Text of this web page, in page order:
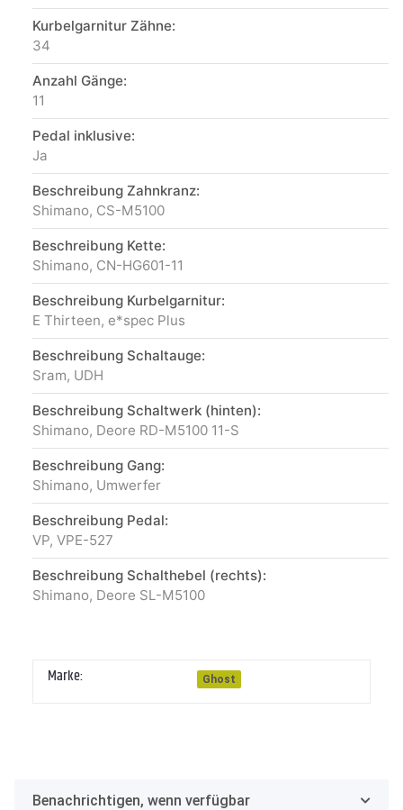
Kurbelgarnitur Zähne:
34
Anzahl Gänge:
11
Pedal inklusive:
Ja
Beschreibung Zahnkranz:
Shimano, CS-M5100
Beschreibung Kette:
Shimano, CN-HG601-11
Beschreibung Kurbelgarnitur:
E Thirteen, e*spec Plus
Beschreibung Schaltauge:
Sram, UDH
Beschreibung Schaltwerk (hinten):
Shimano, Deore RD-M5100 11-S
Beschreibung Gang:
Shimano, Umwerfer
Beschreibung Pedal:
VP, VPE-527
Beschreibung Schalthebel (rechts):
Shimano, Deore SL-M5100
Marke: Ghost
Benachrichtigen, wenn verfügbar